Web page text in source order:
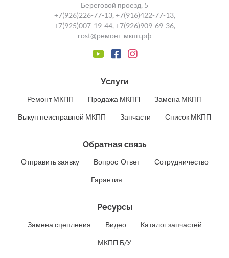
Береговой проезд, 5
+7(926)226-77-13,+7(916)422-77-13,
+7(925)007-19-44,+7(926)909-69-36,
rost@ремонт-мкпп.рф
Услуги
Ремонт МКПП Продажа МКПП Замена МКПП
Выкуп неисправной МКПП Запчасти Список МКПП
Обратная связь
Отправить заявку Вопрос-Ответ Сотрудничество
Гарантия
Ресурсы
Замена сцепления Видео Каталог запчастей
МКПП Б/У